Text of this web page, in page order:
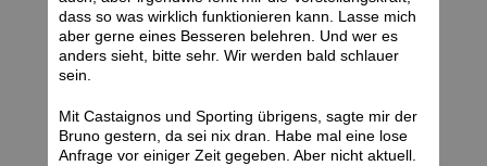
dass so was wirklich funktionieren kann. Lasse mich
aber gerne eines Besseren belehren. Und wer es
anders sieht, bitte sehr. Wir werden bald schlauer
sein.
Mit Castaignos und Sporting übrigens, sagte mir der
Bruno gestern, da sei nix dran. Habe mal eine lose
Anfrage vor einiger Zeit gegeben. Aber nicht aktuell.